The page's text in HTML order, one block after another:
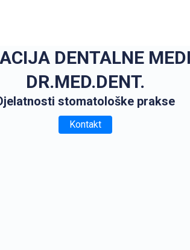
DENTALNE
DR.MED.DENT.
stomatološke prakse
Kontakt